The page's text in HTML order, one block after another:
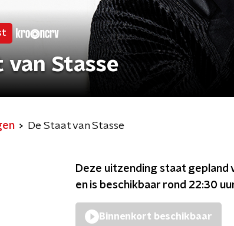
van Stasse
De Staat van Stasse
Deze uitzending staat gepland
en is beschikbaar rond 22:30
Binnenkort beschikbaar